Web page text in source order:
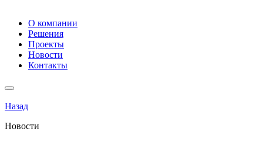
О компании
Решения
Проекты
Новости
Контакты
Назад
Новости